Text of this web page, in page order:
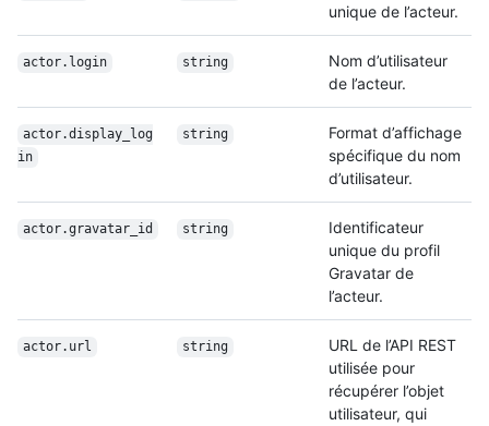
unique de l’acteur.
actor.login string
Nom d’utilisateur
de l’acteur.
actor.display_log
in
string
Format d’affichage
spécifique du nom
d’utilisateur.
actor.gravatar_id string
Identificateur
unique du profil
Gravatar de
l’acteur.
actor.url string
URL de l’API REST
utilisée pour
récupérer l’objet
utilisateur, qui